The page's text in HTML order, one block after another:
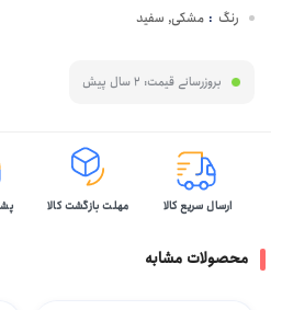
رنگ : مشکی, سفید
بروزرسانی قیمت: 2 سال پیش
ارسال سریع کالا مهلت بازگشت کالا
محصولات مشابه